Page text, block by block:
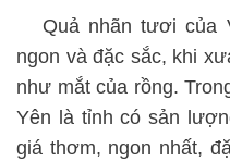
Quả nhãn tươi của
ngon và đặc sắc, khi
như mắt của rồng.
Yên là tỉnh có sản
giá thơm, ngon nhất,